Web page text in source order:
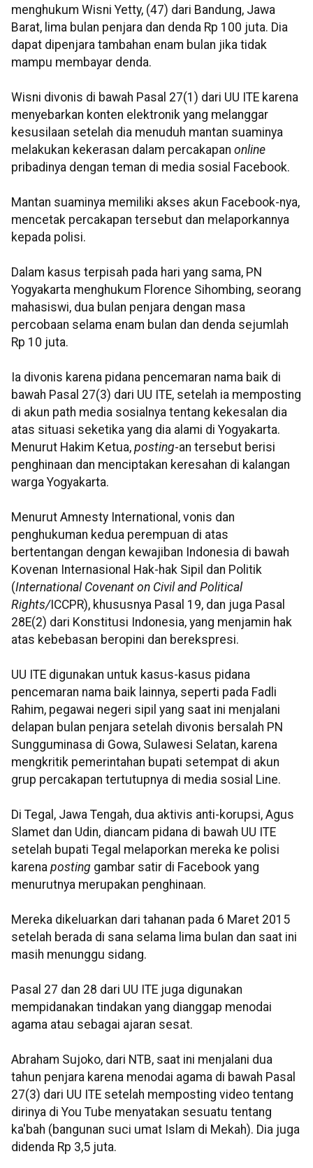
menghukum Wisni Yetty, (47) dari Bandung, Jawa
Barat, lima bulan penjara dan denda Rp 100 juta. Dia
dapat dipenjara tambahan enam bulan jika tidak
mampu membayar denda.
Wisni divonis di bawah Pasal 27(1) dari UU ITE karena
menyebarkan konten elektronik yang melanggar
kesusilaan setelah dia menuduh mantan suaminya
melakukan kekerasan dalam percakapan online
pribadinya dengan teman di media sosial Facebook.
Mantan suaminya memiliki akses akun Facebook-nya,
mencetak percakapan tersebut dan melaporkannya
kepada polisi.
Dalam kasus terpisah pada hari yang sama, PN
Yogyakarta menghukum Florence Sihombing, seorang
mahasiswi, dua bulan penjara dengan masa
percobaan selama enam bulan dan denda sejumlah
Rp 10 juta.
Ia divonis karena pidana pencemaran nama baik di
bawah Pasal 27(3) dari UU ITE, setelah ia memposting
di akun path media sosialnya tentang kekesalan dia
atas situasi seketika yang dia alami di Yogyakarta.
Menurut Hakim Ketua, posting-an tersebut berisi
penghinaan dan menciptakan keresahan di kalangan
warga Yogyakarta.
Menurut Amnesty International, vonis dan
penghukuman kedua perempuan di atas
bertentangan dengan kewajiban Indonesia di bawah
Kovenan Internasional Hak-hak Sipil dan Politik
(International Covenant on Civil and Political
Rights/ICCPR), khususnya Pasal 19, dan juga Pasal
28E(2) dari Konstitusi Indonesia, yang menjamin hak
atas kebebasan beropini dan berekspresi.
UU ITE digunakan untuk kasus-kasus pidana
pencemaran nama baik lainnya, seperti pada Fadli
Rahim, pegawai negeri sipil yang saat ini menjalani
delapan bulan penjara setelah divonis bersalah PN
Sungguminasa di Gowa, Sulawesi Selatan, karena
mengkritik pemerintahan bupati setempat di akun
grup percakapan tertutupnya di media sosial Line.
Di Tegal, Jawa Tengah, dua aktivis anti-korupsi, Agus
Slamet dan Udin, diancam pidana di bawah UU ITE
setelah bupati Tegal melaporkan mereka ke polisi
karena posting gambar satir di Facebook yang
menurutnya merupakan penghinaan.
Mereka dikeluarkan dari tahanan pada 6 Maret 2015
setelah berada di sana selama lima bulan dan saat ini
masih menunggu sidang.
Pasal 27 dan 28 dari UU ITE juga digunakan
mempidanakan tindakan yang dianggap menodai
agama atau sebagai ajaran sesat.
Abraham Sujoko, dari NTB, saat ini menjalani dua
tahun penjara karena menodai agama di bawah Pasal
27(3) dari UU ITE setelah memposting video tentang
dirinya di You Tube menyatakan sesuatu tentang
ka'bah (bangunan suci umat Islam di Mekah). Dia juga
didenda Rp 3,5 juta.